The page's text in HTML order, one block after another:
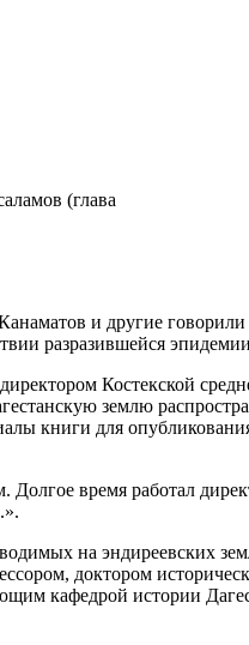
(глава
и другие
разразившейся
Костекской
землю
книги для
время работал
на эндиреевских
доктором
кафедрой истории